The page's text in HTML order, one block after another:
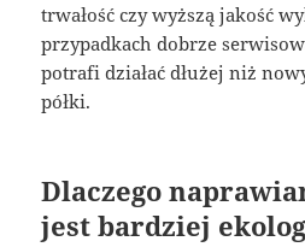
trwałość czy wyższą jakość
przypadkach dobrze
potrafi działać dłużej niż
półki.
Dlaczego
jest bardziej